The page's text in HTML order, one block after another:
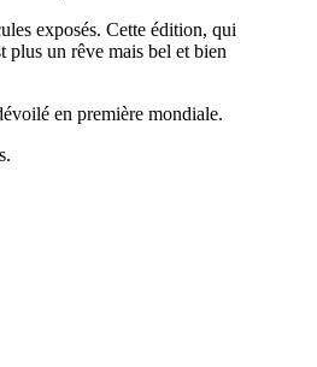
exposés. Cette édition, qui
un rêve mais bel et bien
en première mondiale.